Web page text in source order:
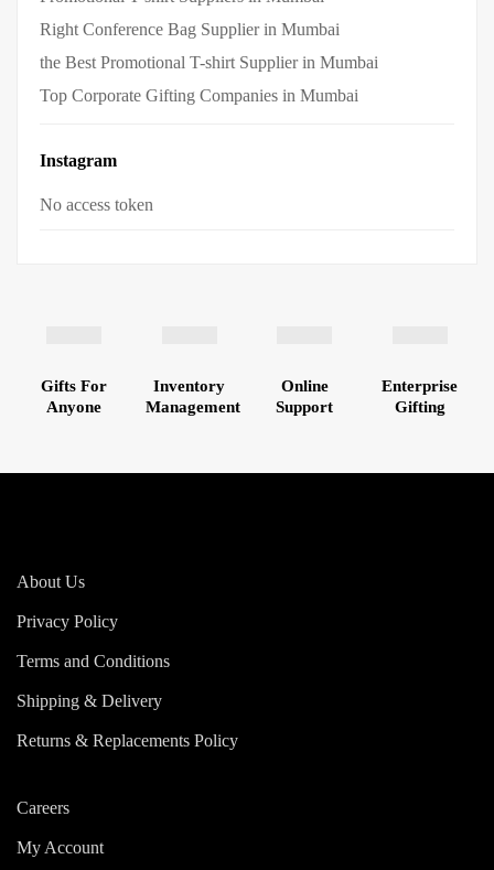
Right Conference Bag Supplier in Mumbai
the Best Promotional T-shirt Supplier in Mumbai
Top Corporate Gifting Companies in Mumbai
Instagram
No access token
Gifts For
Anyone
Inventory
Management
Online
Support
Enterprise
Gifting
About Us
Privacy Policy
Terms and Conditions
Shipping & Delivery
Returns & Replacements Policy
Careers
My Account